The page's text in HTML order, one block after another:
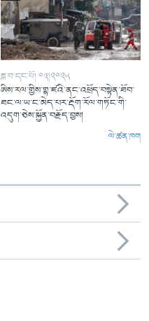
ཟླ་བ་དང་པོ། ༠༣།༢༠༢༥
ཨིས་རལ་གྱིས་གྷ་ཛའི་ནང་འཕྲོད་བསྟེན་ཐོབ་
ཐང་ལ་ཡ་ང་མེད་པར་རྡོག་རོལ་གཏོང་གི་
འདུག་ཅེས་སྐྱོན་བརྗོད་བྱས།
ལེ་ཚན་ཁག